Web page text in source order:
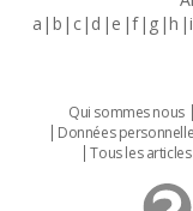
a b c d e f g h i
Qui sommes nous
Données
Tous les articles